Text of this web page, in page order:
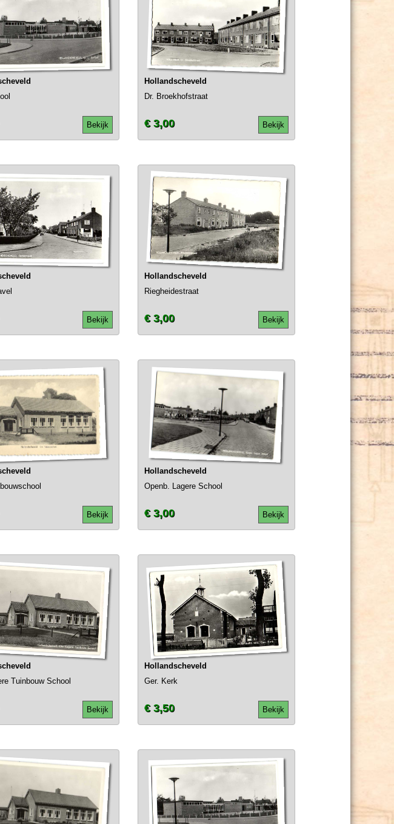
Bekijk
Hollandscheveld
Dr. Broekhofstraat
Bekijk
€ 3,00
Bekijk
Hollandscheveld
Riegheidestraat
Bekijk
€ 3,00
Bekijk
Hollandscheveld
Openb. Lagere School
Bekijk
€ 3,00
Tuinbouw School
Bekijk
Hollandscheveld
Ger. Kerk
Bekijk
€ 3,50